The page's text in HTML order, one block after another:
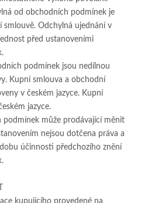
od obchodních podmínek je
smlouvě. Odchylná ujednání v
před ustanoveními
podmínek jsou nedílnou
Kupní smlouva a obchodní
v českém jazyce. Kupní
jazyce.
podmínek může prodávající měnit
nejsou dotčena práva a
účinnosti předchozího znění
kupujícího provedené na